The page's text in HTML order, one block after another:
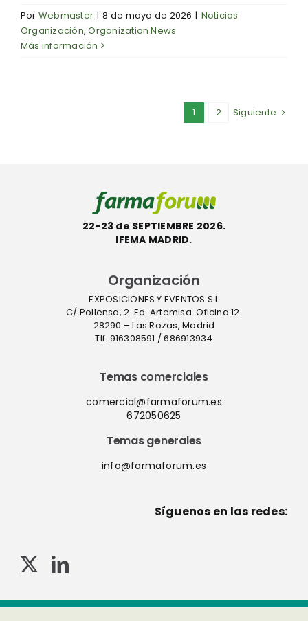
Por Webmaster | 8 de mayo de 2026 | Noticias
Organización,Organization News
Más información
1 2 Siguiente
22-23 de SEPTIEMBRE 2026.
IFEMA MADRID.
Organización
EXPOSICIONES Y EVENTOS S.L
C/ Pollensa, 2. Ed. Artemisa. Oficina 12.
28290 – Las Rozas, Madrid
Tlf. 916308591 / 686913934
Temas comerciales
comercial@farmaforum.es
672050625
Temas generales
info@farmaforum.es
Síguenos en las redes:
© Copyright 2013-2023 . Todos los derechos reservados